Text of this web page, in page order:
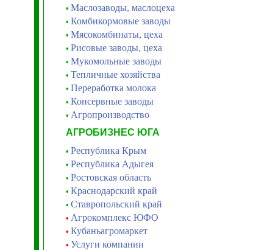
• Маслозаводы, маслоцеха
• Комбикормовые заводы
• Мясокомбинаты, цеха
• Рисовые заводы, цеха
• Мукомольные заводы
• Тепличные хозяйства
• Переработка молока
• Консервные заводы
• Агропроизводство
АГРОБИЗНЕС ЮГА
• Республика Крым
• Республика Адыгея
• Ростовская область
• Краснодарский край
• Ставропольский край
• Агрокомплекс ЮФО
• Кубаньагромаркет
• Услуги компании